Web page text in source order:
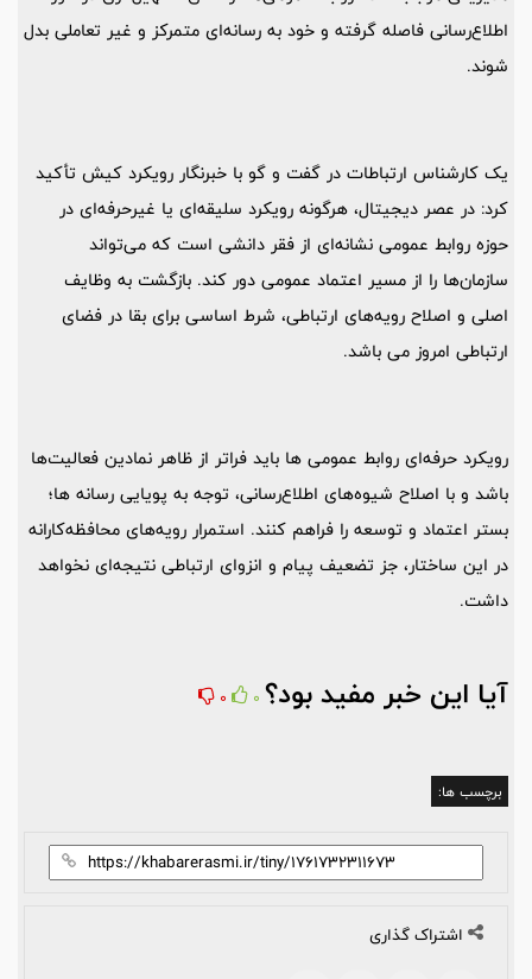
اطلاع‌رسانی فاصله گرفته و خود به رسانه‌ای متمرکز و غیر تعاملی بدل
شوند.
یک کارشناس ارتباطات در گفت‌ و گو با خبرنگار رویکرد کیش تأکید
کرد: در عصر دیجیتال، هرگونه رویکرد سلیقه‌ای یا غیرحرفه‌ای در
حوزه روابط عمومی نشانه‌ای از فقر دانشی است که می‌تواند
سازمان‌ها را از مسیر اعتماد عمومی دور کند. بازگشت به وظایف
اصلی و اصلاح رویه‌های ارتباطی، شرط اساسی برای بقا در فضای
ارتباطی امروز می باشد.
رویکرد حرفه‌ای روابط عمومی ها باید فراتر از ظاهر نمادین فعالیت‌ها
باشد و با اصلاح شیوه‌های اطلاع‌رسانی، توجه به پویایی رسانه ها؛
بستر اعتماد و توسعه را فراهم کنند. استمرار رویه‌های محافظه‌کارانه
در این ساختار، جز تضعیف پیام و انزوای ارتباطی نتیجه‌ای نخواهد
داشت.
آیا این خبر مفید بود؟ 0
0
برچسب ها:
اشتراک گذاری